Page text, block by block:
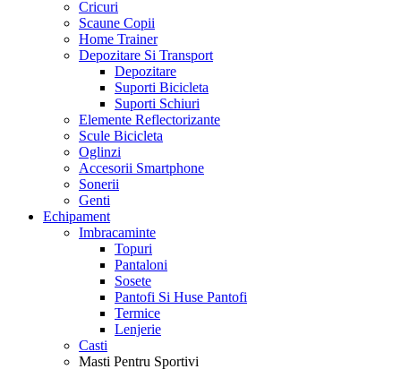
Cricuri
Scaune Copii
Home Trainer
Depozitare Si Transport
Depozitare
Suporti Bicicleta
Suporti Schiuri
Elemente Reflectorizante
Scule Bicicleta
Oglinzi
Accesorii Smartphone
Sonerii
Genti
Echipament
Imbracaminte
Topuri
Pantaloni
Sosete
Pantofi Si Huse Pantofi
Termice
Lenjerie
Casti
Masti Pentru Sportivi